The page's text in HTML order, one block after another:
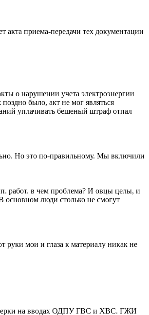
акта приема-передачи тех документации
о нарушении учета электроэнергии
было, акт не мог являться
уплачивать бешеный штраф отпал
Но это по-правильному. Мы включили
работ. в чем проблема? И овцы целы, и
люди столько не смогут
мои и глаза к материалу никак не
на вводах ОДПУ ГВС и ХВС. ГЖИ